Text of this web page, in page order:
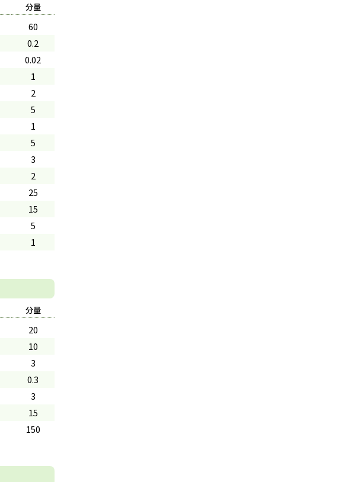
分量
60
0.2
0.02
1
2
5
1
5
3
2
25
15
5
1
分量
20
10
3
0.3
3
15
150